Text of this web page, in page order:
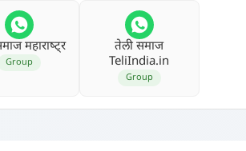
महाराष्‍ट्र
Group
तेली समाज
TeliIndia.in
Group